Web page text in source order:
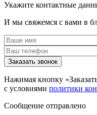
Укажите контактные
И мы свяжемся с вами в
Заказать звонок
Нажимая кнопку
с условиями политики
Сообщение отправлено